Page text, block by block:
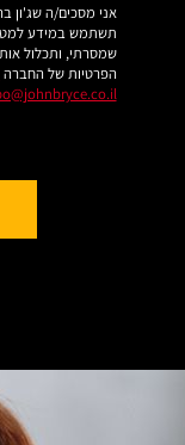
אני מסכים/ה שג'ון
תשתמש במידע
שמסרתי, ותכלול
הפרטיות של החברה